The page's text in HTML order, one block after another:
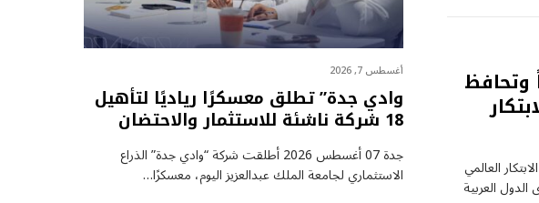
34 عالمياً وتحافظ
العالمي
الدول العربية
أغسطس 7, 2026
وادي جدة” تطلق معسكرًا رياديًا لتأهيل
18 شركة ناشئة للاستثمار والاحتضان
جدة 07 أغسطس 2026 أطلقت شركة “وادي جدة” الذراع
الاستثماري لجامعة الملك عبدالعزيز اليوم، معسكرًا…